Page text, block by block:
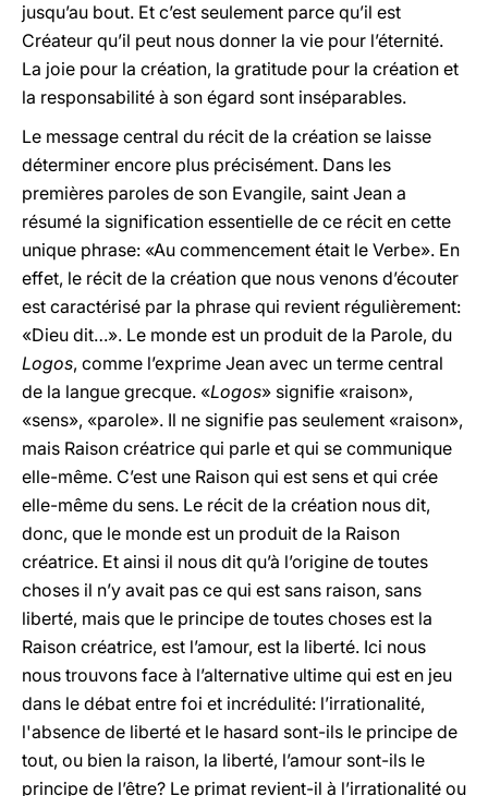
jusqu’au bout. Et c’est seulement parce qu’il est
Créateur qu’il peut nous donner la vie pour l’éternité.
La joie pour la création, la gratitude pour la création et
la responsabilité à son égard sont inséparables.
Le message central du récit de la création se laisse
déterminer encore plus précisément. Dans les
premières paroles de son Evangile, saint Jean a
résumé la signification essentielle de ce récit en cette
unique phrase: «Au commencement était le Verbe». En
effet, le récit de la création que nous venons d’écouter
est caractérisé par la phrase qui revient régulièrement:
«Dieu dit…». Le monde est un produit de la Parole, du
Logos, comme l’exprime Jean avec un terme central
de la langue grecque. «Logos» signifie «raison»,
«sens», «parole». Il ne signifie pas seulement «raison»,
mais Raison créatrice qui parle et qui se communique
elle-même. C’est une Raison qui est sens et qui crée
elle-même du sens. Le récit de la création nous dit,
donc, que le monde est un produit de la Raison
créatrice. Et ainsi il nous dit qu’à l’origine de toutes
choses il n’y avait pas ce qui est sans raison, sans
liberté, mais que le principe de toutes choses est la
Raison créatrice, est l’amour, est la liberté. Ici nous
nous trouvons face à l’alternative ultime qui est en jeu
dans le débat entre foi et incrédulité: l’irrationalité,
l'absence de liberté et le hasard sont-ils le principe de
tout, ou bien la raison, la liberté, l’amour sont-ils le
principe de l’être? Le primat revient-il à l’irrationalité ou